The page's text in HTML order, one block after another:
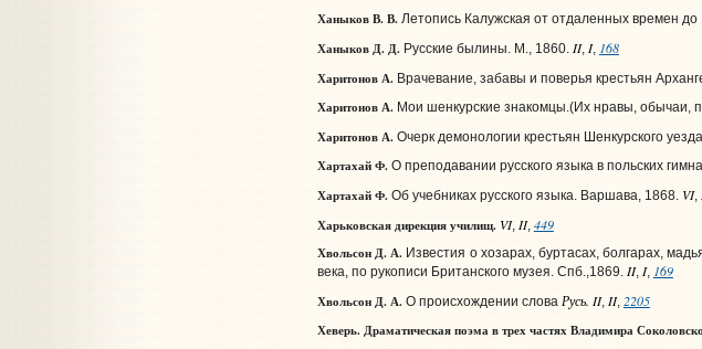
Ханыков В. В.Летопись Калужская от отдаленных времен до
Ханыков Д.Д.Русские былины. М., 1860. II, I, 168
Харитонов А. Врачевание, забавы и поверья крестьян
Харитонов А.Мои шенкурские знакомцы.(Их нравы, обычаи,
Харитонов А. Очерк демонологии крестьян Шенкурского уезда.
Хартахай Ф.О преподавании русского языка в польских
Хартахай Ф.Об учебниках русского языка. Варшава, 1868. VI,
Харьковская дирекция училищ. VI, II, 449
Хвольсон Д. А. Известия о хозарах, буртасах, болгарах,
века, по рукописи Британского музея. Спб.,1869.II,I, 169
Хвольсон Д. А.О происхождении слова Русь. II, II, 2205
Хеверь.Драматическая поэма в трех частях Владимира